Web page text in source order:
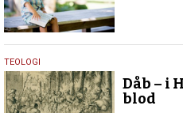
10.
juli
2015
TEOLOGI
Dåb – i
blod